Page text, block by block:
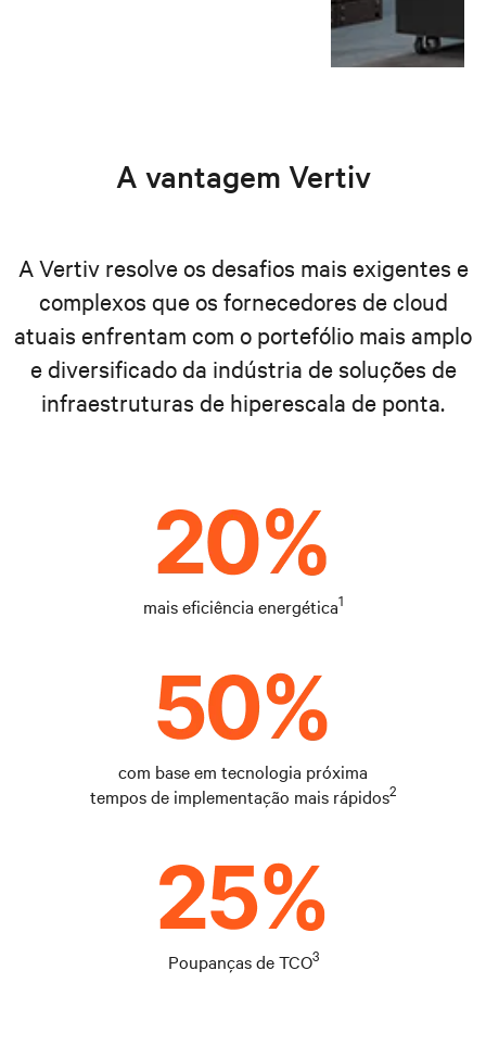
A vantagem Vertiv
A Vertiv resolve os desafios mais exigentes e
complexos que os fornecedores de cloud
atuais enfrentam com o portefólio mais amplo
e diversificado da indústria de soluções de
infraestruturas de hiperescala de ponta.
mais eficiência energética1
com base em tecnologia próxima
tempos de implementação mais rápidos2
Poupanças de TCO3